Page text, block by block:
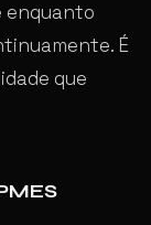
enquanto
É
que